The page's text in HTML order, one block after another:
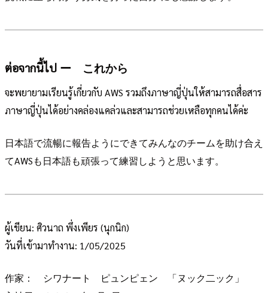
ต่อจากนี้ไป ー これから
จะพยายามเรียนรู้เกี่ยวกับ AWS รวมถึงภาษาญี่ปุ่นให้สามารถสื่อสาร
ภาษาญี่ปุ่นได้อย่างคล่องแคล่วและสามารถช่วยเหลือทุกคนได้ค่ะ
日本語で流暢に報告ようにできてみんなのチームを助け合え
てAWSも日本語も頑張って練習しようと思います。
ผู้เขียน: ศิวนาถ พึ่งเพียร (นุกนิก)
วันที่เข้ามาทำงาน: 1/05/2025
作家： シワナート ピュンピェン 「ヌック二ック」